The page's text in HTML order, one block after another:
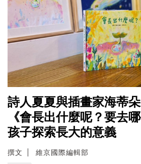
詩人夏夏與插畫家海蒂
《會長出什麼呢？要去
孩子探索長大的意義
撰文 維京國際編輯部